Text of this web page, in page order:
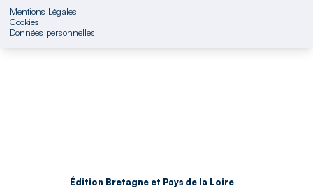
Mentions Légales
Cookies
Données personnelles
Édition Bretagne et Pays de la Loire